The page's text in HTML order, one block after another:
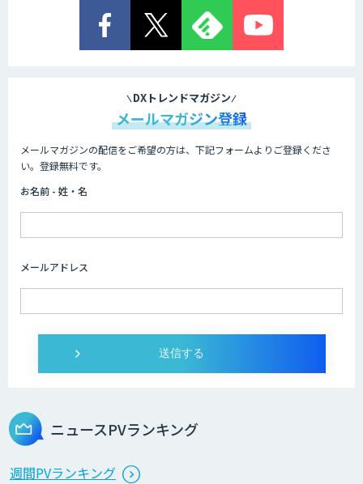
低コスト・短納期のAI受託開発
AIカスタマイズソリューション
AI/DXソリューションサービス
エッジデバイス 組込AIモデル開発受託
DXトレンドマガジン
メールマガジン登録
メールマガジンの配信をご希望の方は、下記フォームよりご登録くださ
い。登録無料です。
お名前 - 姓・名
メールアドレス
ニュースPVランキング
週間PVランキング